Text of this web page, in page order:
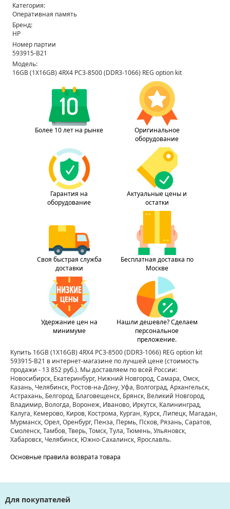
Категория:
Оперативная память
Бренд:
HP
Номер партии
593915-B21
Модель:
16GB (1X16GB) 4RX4 PC3-8500 (DDR3-1066) REG option kit
Более 10 лет на рынке
Оригинальное
оборудование
Гарантия на
оборудование
Актуальные цены и
остатки
Своя быстрая служба
доставки
Бесплатная доставка по
Москве
Удержание цен на
минимуме
Нашли дешевле? Сделаем
персональное
преложение.
Купить 16GB (1X16GB) 4RX4 PC3-8500 (DDR3-1066) REG option kit
593915-B21 в интернет-магазине по лучшей цене(стоимость
продажи - 13 852 руб.). Мы доставляем по всей России:
Новосибирск, Екатеринбург, Нижний Новгород, Самара, Омск,
Казань, Челябинск, Ростов-на-Дону, Уфа, Волгоград, Архангельск,
Астрахань, Белгород, Благовещенск, Брянск, Великий Новгород,
Владимир, Вологда, Воронеж, Иваново, Иркутск, Калининград,
Калуга, Кемерово, Киров, Кострома, Курган, Курск, Липецк, Магадан,
Мурманск, Орел, Оренбург, Пенза, Пермь, Псков, Рязань, Саратов,
Смоленск, Тамбов, Тверь, Томск, Тула, Тюмень, Ульяновск,
Хабаровск, Челябинск, Южно-Сахалинск, Ярославль.
Основные правила возврата товара
Для покупателей